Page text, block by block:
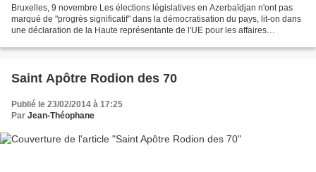
Bruxelles, 9 novembre Les élections législatives en Azerbaïdjan n'ont pas
marqué de "progrès significatif" dans la démocratisation du pays, lit-on dans
une déclaration de la Haute représentante de l'UE pour les affaires
Saint Apôtre Rodion des 70
Publié le 23/02/2014 à 17:25
Par Jean-Théophane